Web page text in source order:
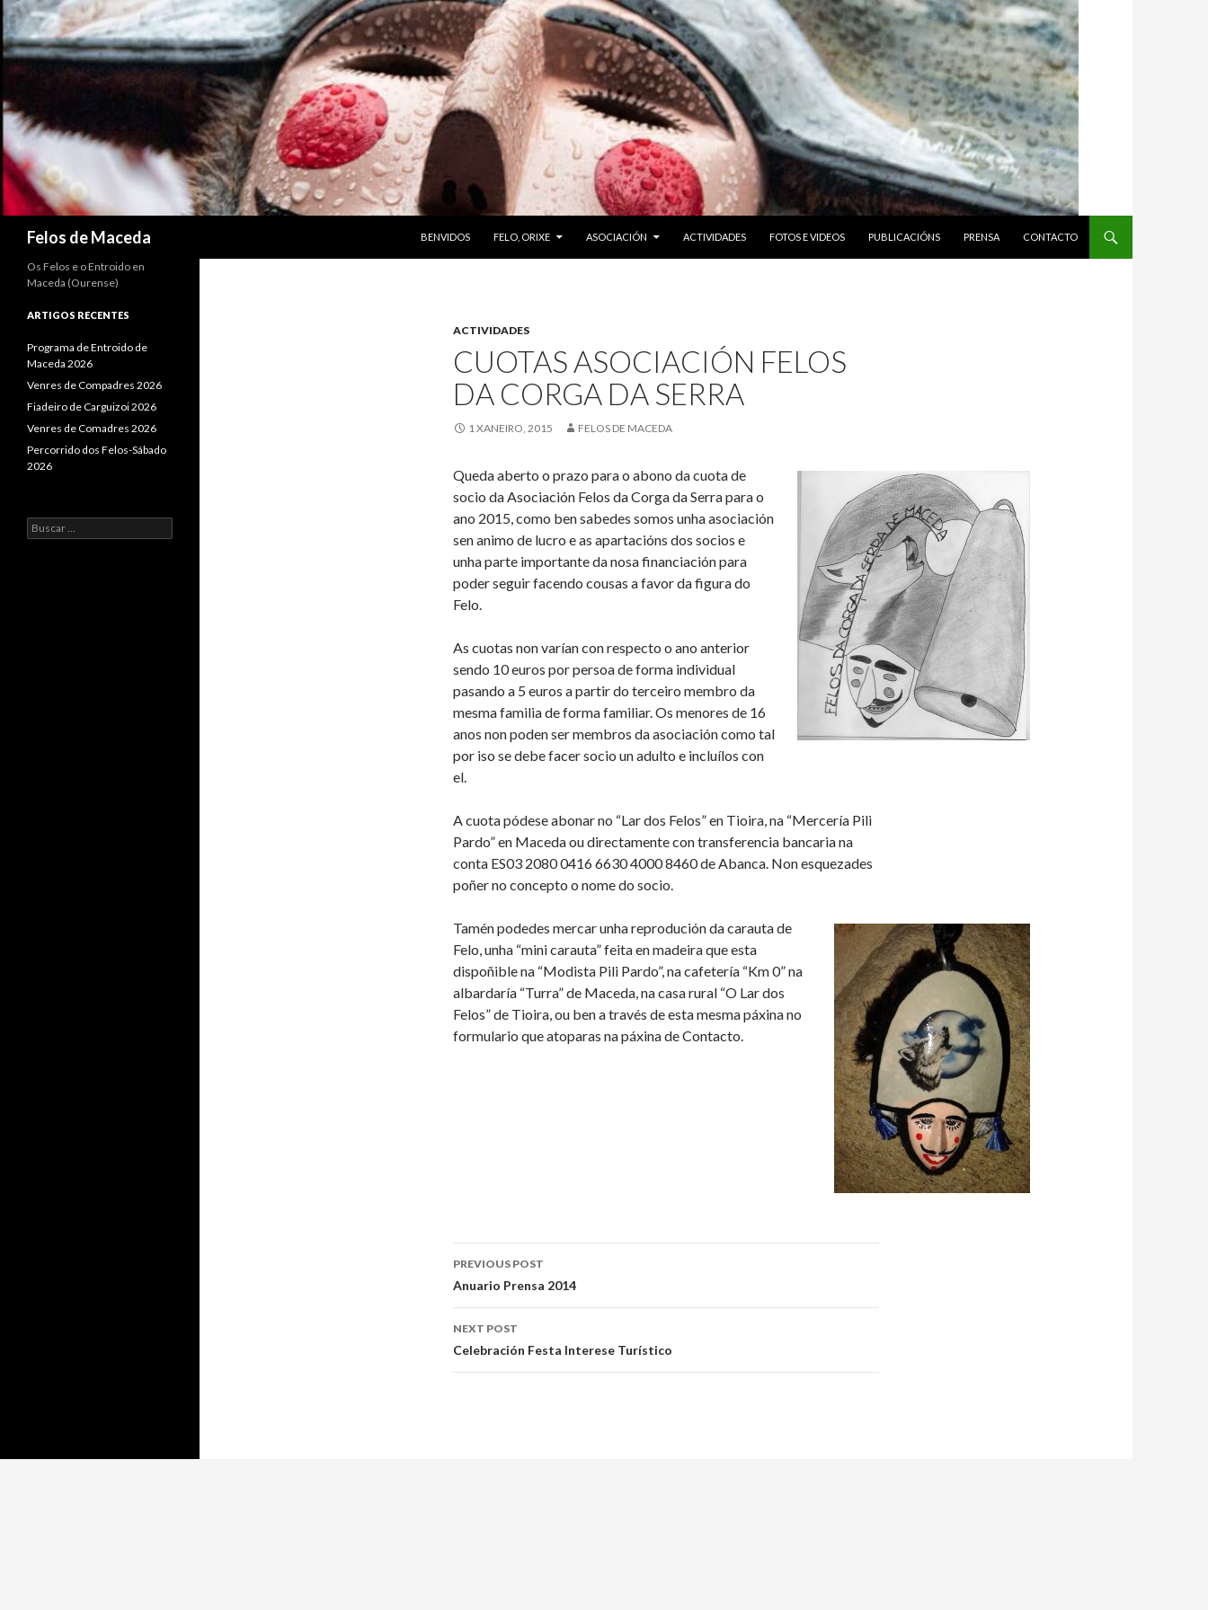
Felos de Maceda
BENVIDOS
FELO, ORIXE ASOCIACIÓN ACTIVIDADES FOTOS E VIDEOS PUBLICACIÓNS PRENSA CONTACTO
ACTIVIDADES
CUOTAS ASOCIACIÓN FELOS
DA CORGA DA SERRA
1 XANEIRO, 2015 FELOS DE MACEDA
Queda aberto o prazo para o abono da cuota de
socio da Asociación Felos da Corga da Serra para o
ano 2015, como ben sabedes somos unha asociación
sen animo de lucro e as apartacións dos socios e
unha parte importante da nosa financiación para
poder seguir facendo cousas a favor da figura do
Felo.
As cuotas non varían con respecto o ano anterior
sendo 10 euros por persoa de forma individual
pasando a 5 euros a partir do terceiro membro da
mesma familia de forma familiar. Os menores de 16
anos non poden ser membros da asociación como tal
por iso se debe facer socio un adulto e incluílos con
el.
A cuota pódese abonar no “Lar dos Felos” en Tioira, na “Mercería Pili
Pardo” en Maceda ou directamente con transferencia bancaria na
conta ES03 2080 0416 6630 4000 8460 de Abanca. Non esquezades
poñer no concepto o nome do socio.
Tamén podedes mercar unha reprodución da carauta de
Felo, unha “mini carauta” feita en madeira que esta
dispoñible na “Modista Pili Pardo”, na cafetería “Km 0” na
albardaría “Turra” de Maceda, na casa rural “O Lar dos
Felos” de Tioira, ou ben a través de esta mesma páxina no
formulario que atoparas na páxina de Contacto.
navigation
PREVIOUS POST
Anuario Prensa 2014
NEXT POST
Celebración Festa Interese Turístico
Os Felos e o Entroido en
Maceda (Ourense)
ARTIGOS RECENTES
Programa de Entroido de
Maceda 2026
Venres de Compadres 2026
Fiadeiro de Carguizoi 2026
Venres de Comadres 2026
Percorrido dos Felos-Sábado
2026
Buscar: